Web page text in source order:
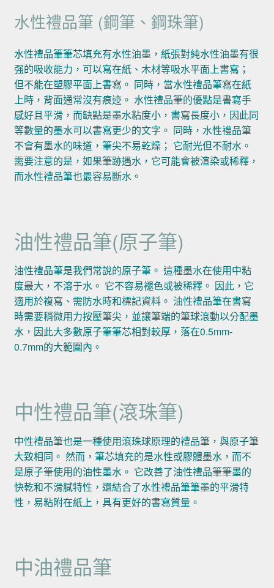
水性禮品筆 (鋼筆、鋼珠筆)
水性禮品筆筆芯填充有水性油墨，紙張對純水性油墨有很
强的吸收能力，可以寫在紙、木材等吸水平面上書寫；
但不能在塑膠平面上書寫。 同時，當水性禮品筆寫在紙
上時，背面通常沒有痕迹。 水性禮品筆的優點是書寫手
感好且平滑，而缺點是墨水粘度小，書寫長度小，因此同
等數量的墨水可以書寫更少的文字。 同時，水性禮品筆
不會有墨水的味道，筆尖不易乾燥； 它耐光但不耐水。
需要注意的是，如果筆跡遇水，它可能會被渲染或稀釋，
而水性禮品筆也最容易斷水。
油性禮品筆(原子筆)
油性禮品筆是我們常說的原子筆。 這種墨水在使用中粘
度最大，不溶于水。 它不容易褪色或被稀釋。 因此，它
適用於複寫、需防水時和標記資料。 油性禮品筆在書寫
時需要稍微用力按壓筆尖，並讓筆端的筆球滾動以分配墨
水，因此大多數原子筆筆芯相對較厚，落在0.5mm-
0.7mm的大範圍內。
中性禮品筆(滾珠筆)
中性禮品筆也是一種使用滾珠球原理的禮品筆，與原子筆
大致相同。 然而，筆芯填充的是水性或膠體墨水，而不
是原子筆使用的油性墨水。 它改善了油性禮品筆筆墨的
快乾和不滑膩特性，還結合了水性禮品筆筆墨的平滑特
性，易粘附在紙上，具有更好的書寫質量。
中油禮品筆